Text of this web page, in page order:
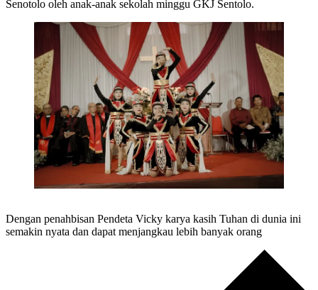
Senotolo oleh anak-anak sekolah minggu GKJ Sentolo.
Dengan penahbisan Pendeta Vicky karya kasih Tuhan di dunia ini
semakin nyata dan dapat menjangkau lebih banyak orang